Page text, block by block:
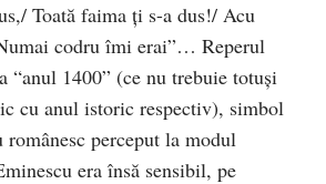
Toată faima ţi s-a dus!/ Acu
codru îmi erai”… Reperul
“anul 1400” (ce nu trebuie totuşi
cu anul istoric respectiv), simbol
perceput la modul
era însă sensibil, pe